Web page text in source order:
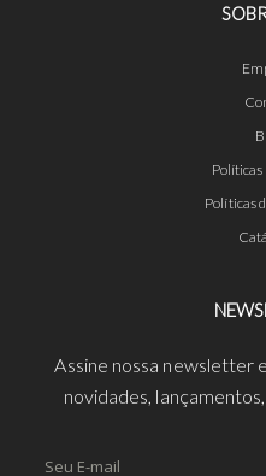
Políticas
Políticas
Assine nossa newsletter
novidades,